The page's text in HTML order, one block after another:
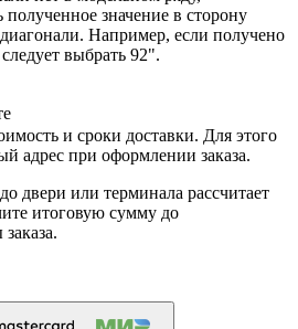
полученное значение в сторону
Например, если получено
выбрать 92".
и сроки доставки. Для этого
адрес при оформлении заказа.
двери или терминала рассчитает
итоговую сумму до